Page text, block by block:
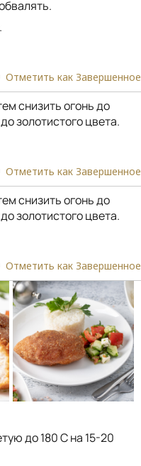
Отметить как Завершенное
снизить огонь до
золотистого цвета.
Отметить как Завершенное
снизить огонь до
золотистого цвета.
Отметить как Завершенное
до 180 С на 15-20